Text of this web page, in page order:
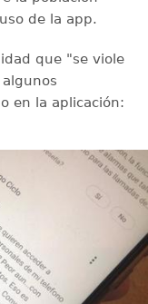
de la app.
que "se viole
en la aplicación: